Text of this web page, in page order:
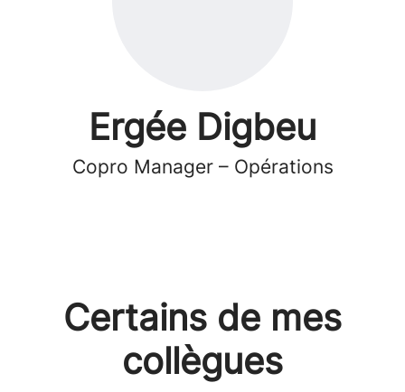
Ergée Digbeu
Copro Manager – Opérations
Certains de mes
collègues